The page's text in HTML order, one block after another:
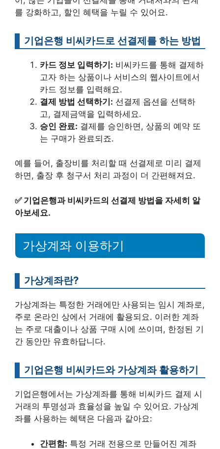
를 강화하고, 할인 혜택을 누릴 수 있어요.
기업은행 비씨카드로 선결제를 하는 방법
카드 정보 입력하기: 비씨카드를 통해 결제하
고자 하는 상품이나 서비스의 웹사이트에서
카드 정보를 입력해요.
결제 방법 선택하기: 선결제 옵션을 선택하
고, 결제금액을 입력하세요.
승인 완료: 결제를 승인하면, 상품의 예약 또
는 구매가 완료되죠.
예를 들어, 출장비를 처리할 때 선결제로 미리 결제
하면, 출장 후 청구서 처리 과정이 더 간편해져요.
✅ 기업은행과 비씨카드의 선결제 방법을 자세히 알
아보세요.
가상계좌 이용하기
가상계좌란?
가상계좌는 특정한 거래에만 사용되는 임시 계좌로,
주로 온라인 상에서 거래에 활용되요. 이러한 계좌
는 주로 대출이나 상품 구매 시에 쓰이며, 한정된 기
간 동안만 유효하답니다.
기업은행 비씨카드와 가상계좌 활용하기
기업은행에서는 가상계좌를 통해 비씨카드 결제 시
거래의 투명성과 효율성을 높일 수 있어요. 가상계
좌를 사용하는 혜택은 다음과 같아요:
간편함: 특정 거래 전용으로 만들어진 계좌